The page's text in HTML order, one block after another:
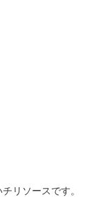
リソースです。